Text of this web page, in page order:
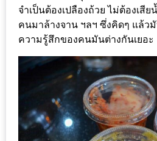
เกิน
300
เกี่ยว
กับ
เว็บ
น้า
จำเป็นต้องเปลืองถ้วย ไม่ต้องเสีย
คนมาล้างจาน ฯลฯ ซึ่งคิดๆ แล้ว
ความรู้สึกของคนมันต่างกันเยอะ